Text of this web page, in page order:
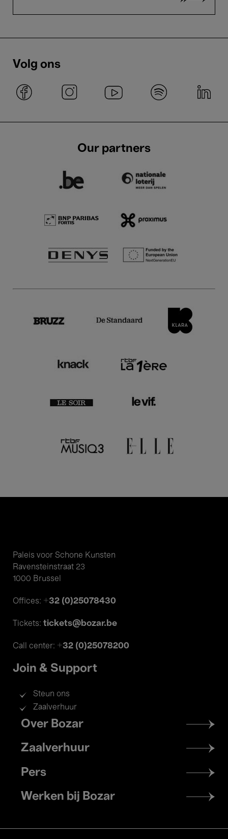
Volg ons
Our partners
Paleis voor Schone Kunsten
Ravensteinstraat 23
1000 Brussel
Offices: +32 (0)25078430
Tickets: tickets@bozar.be
Call center: +32 (0)25078200
Join & Support
Steun ons
Zaalverhuur
Footer
menu
Over Bozar
Zaalverhuur
Pers
Werken bij Bozar